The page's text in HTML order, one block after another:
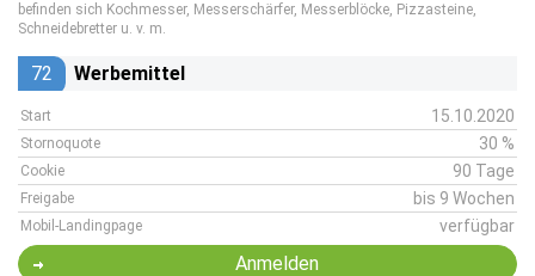
befinden sich Kochmesser, Messerschärfer, Messerblöcke, Pizzasteine,
Schneidebretter u. v. m.
72 Werbemittel
Start 15.10.2020
Stornoquote 30 %
Cookie 90 Tage
Freigabe bis 9 Wochen
Mobil-Landingpage verfügbar
Anmelden